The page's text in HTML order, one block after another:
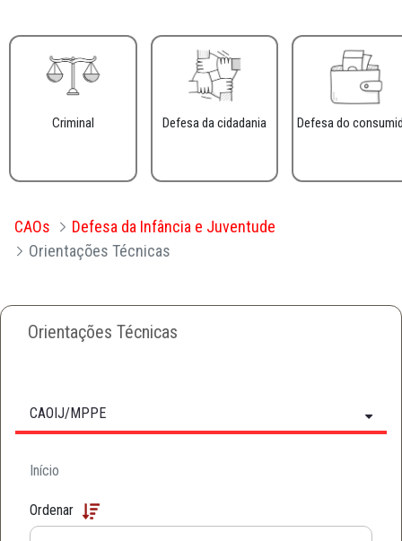
Criminal Defesa da cidadania Defesa do
CAOs
Defesa da Infância e Juventude
Orientações Técnicas
Orientações Técnicas
CAOIJ/MPPE
Início
Ordenar